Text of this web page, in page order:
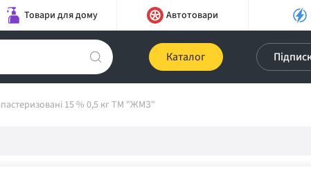
Товари для дому Автотовари
Каталог
15 % 0,5 кг ТМ "ЖМЗ"